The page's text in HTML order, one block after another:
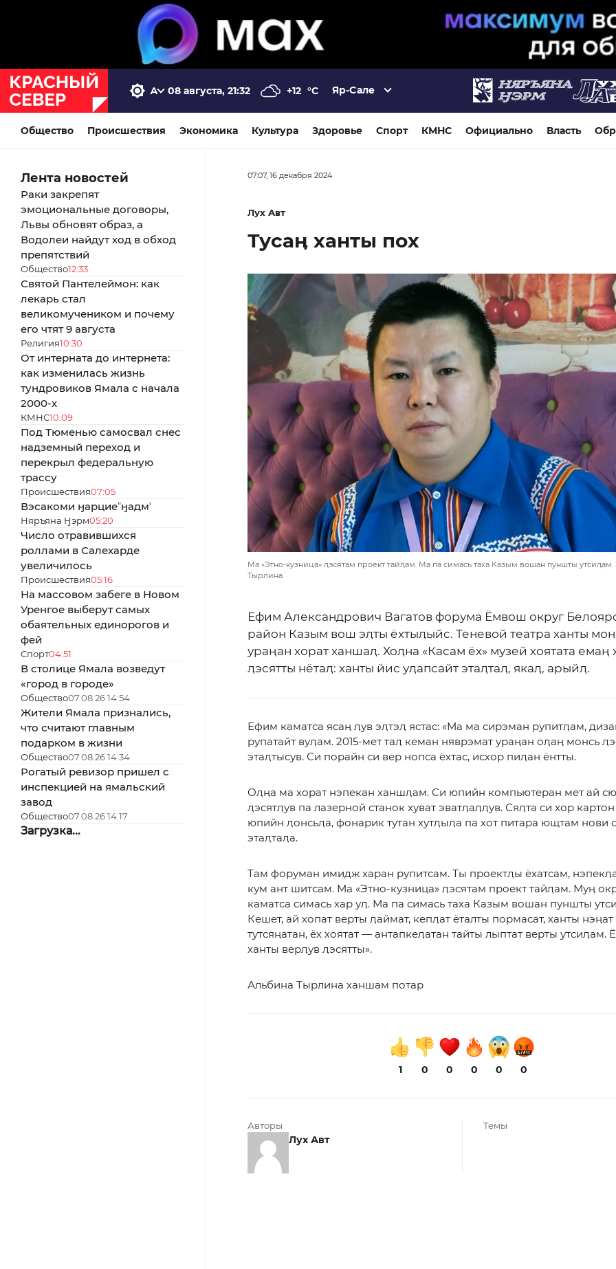
08 августа, 21:32 +12 °C Яр-Сале
Общество Происшествия Экономика Культура Здоровье Спорт КМНС Официально Власть
Лента новостей
Раки закрепят
эмоциональные договоры,
Львы обновят образ, а
Водолеи найдут ход в обход
препятствий
Общество12:33
Святой Пантелеймон: как
лекарь стал
великомучеником и почему
его чтят 9 августа
Религия10:30
От интерната до интернета:
как изменилась жизнь
тундровиков Ямала с начала
2000-х
КМНС10:09
Под Тюменью самосвал снес
надземный переход и
перекрыл федеральную
трассу
Происшествия07:05
Вэсакоми ӈарциеˮӈадмʼ
Няръяна Ӈэрм05:20
Число отравившихся
роллами в Салехарде
увеличилось
Происшествия05:16
На массовом забеге в Новом
Уренгое выберут самых
обаятельных единорогов и
фей
Спорт04:51
В столице Ямала возведут
«город в городе»
Общество07.08.26 14:54
Жители Ямала признались,
что считают главным
подарком в жизни
Общество07.08.26 14:34
Рогатый ревизор пришел с
инспекцией на ямальский
завод
Общество07.08.26 14:17
Загрузка...
07:07, 16 декабря 2024
Лух Авт
Тусаӊ ханты пох
Ма «Этно-кузница» ӆэсятам проект тайӆам. Ма па симась таха Казым вошан пуншты
Тырлина
Ефим Александрович Вагатов форума Ёмвош округ
район Казым вош эӆты ёхтыӆыйс. Теневой театра ханты
ураӊан хорат ханшаӆ. Хоӆна «Касам ёх» музей хоятата емаӊ
ӆэсятты нётаӆ: ханты йис уӆапсайт этаӆтаӆ, якаӆ, арыйӆ.
Ефим каматса ясаӊ ӆув эӆтэӆ ястас: «Ма ма сирэман рупитӆам,
рупатайт вуӆам. 2015-мет таӆ кеман няврэмат ураӊан оӆаӊ монсь
этаӆтысув. Си порайн си вер нопса ёхтас, исхор пиӆан ёнтты.
Оӆӊа ма хорат нэпекан ханшӆам. Си юпийн компьютеран мет ай
ӆэсятӆув па лазерной станок хуват эватӆаӆӆув. Сяӆта си хор
юпийн ӆонсьӆа, фонарик тутан хутӆыӆа па хот питара ющтам нови
этаӆтаӆа.
Там форуман имидж харан рупитсам. Ты проектӆы ёхатсам,
кум ант шитсам. Ма «Этно-кузница» ӆэсятам проект тайӆам. Муӊ
каматса симась хар уӆ. Ма па симась таха Казым вошан пуншты
Кешет, ай хопат верты ӆаймат, кепӆат ёталты пормасат, ханты нэӊат
тутсяӊатан, ёх хоятат — антапкеӆатан тайты лыптат верты утсиӆам.
ханты верӆув ӆэсятты».
Альбина Тырлина ханшам потар
1 0 0 0 0 0
Авторы
Лух Авт
Темы